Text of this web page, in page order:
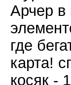
Арчер в
где
карта!
косяк -